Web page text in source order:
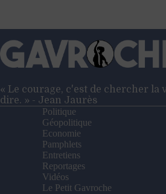
« Le courage, c'est de chercher la
dire. » - Jean Jaurès
Politique
Géopolitique
Economie
Pamphlets
Entretiens
Reportages
Vidéos
Le Petit Gavroche